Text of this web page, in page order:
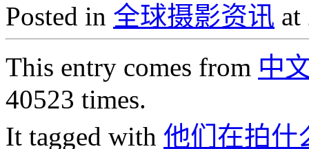
Posted in 全球摄影资讯 at
This entry comes from 中
40523 times.
It tagged with 他们在拍什